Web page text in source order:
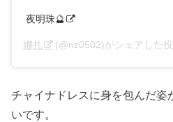
夜明珠🔮
娜扎 (@nz0502)がシェアした
チャイナドレスに身を包んだ姿
いです。